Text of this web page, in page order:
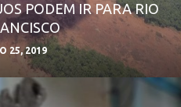
PODEM IR PARA RIO
25, 2019